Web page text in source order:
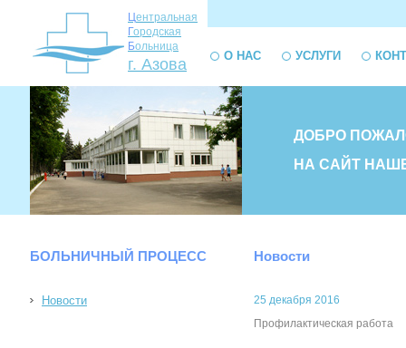
Центральная
Городская
Больница
г. Азова О НАС УСЛУГИ
ДОБРО
НА САЙТ
БОЛЬНИЧНЫЙ ПРОЦЕСС
Новости
Новости
25 декабря 2016
Профилактическая работа